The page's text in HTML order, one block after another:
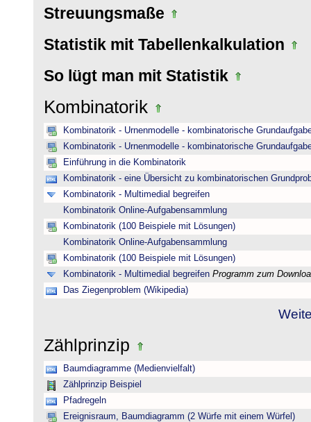
Streuungsmaße
Statistik mit Tabellenkalkulation
So lügt man mit Statistik
Kombinatorik
Kombinatorik - Urnenmodelle - kombinatorische
Kombinatorik - Urnenmodelle - kombinatorische
Einführung in die Kombinatorik
Kombinatorik - eine Übersicht zu kombinatorischen
Kombinatorik - Multimedial begreifen
Kombinatorik Online-Aufgabensammlung
Kombinatorik (100 Beispiele mit Lösungen)
Kombinatorik Online-Aufgabensammlung
Kombinatorik (100 Beispiele mit Lösungen)
Kombinatorik - Multimedial begreifen Programm zum
Das Ziegenproblem (Wikipedia)
Zählprinzip
Baumdiagramme (Medienvielfalt)
Zählprinzip Beispiel
Pfadregeln
Ereignisraum, Baumdiagramm (2 Würfe mit einem Würfel)